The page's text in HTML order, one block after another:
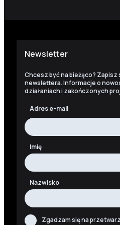
Newsletter
Chcesz być na bieżąco? Zapisz
newslettera. Informacje o
działaniach i zakończonych
Adres e-mail
Imię
Nazwisko
Zgadzam się na